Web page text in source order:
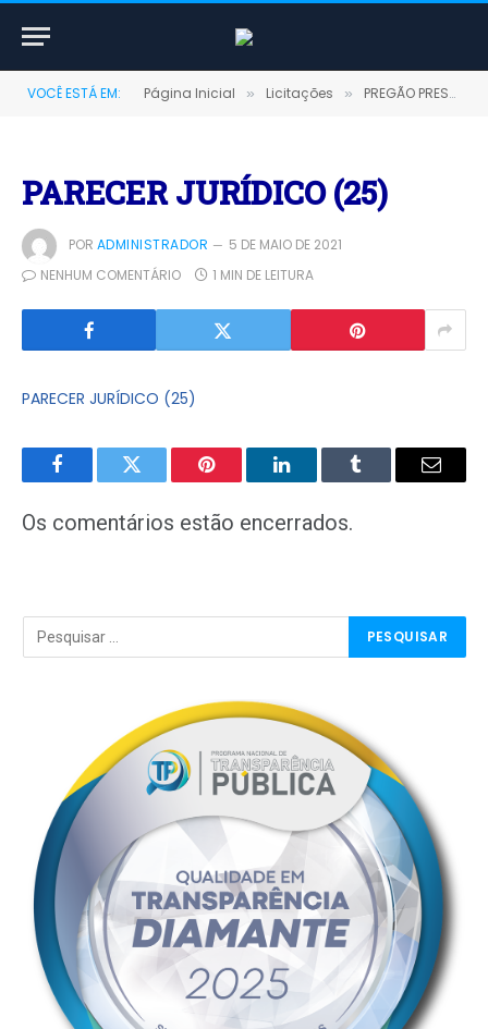
VOCÊ ESTÁ EM: Página Inicial » Licitações » PREGÃO PRESENCIAL Nº 0003/2020-SRP (Aquisição pelo FUNDO MUNICIPAL DE EDUCAÇÃO, DE COMBUSTÍVEIS)
PARECER JURÍDICO (25)
POR ADMINISTRADOR
5 DE MAIO DE 2021
NENHUM COMENTÁRIO
1 MIN DE LEITURA
PARECER JURÍDICO (25)
FacebookTwitter Pinterest LinkedInTumblr
E-
Os comentários estão encerrados.